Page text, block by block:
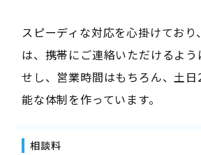
スピーディな対応を心掛けており
は、携帯にご連絡いただけるよ
せし、営業時間はもちろん、土
能な体制を作っています。
相談料